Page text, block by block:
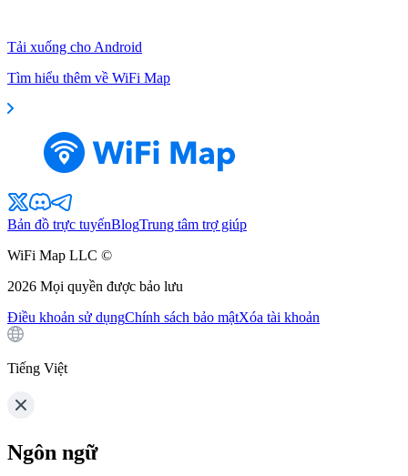
Tải xuống cho Android
Tìm hiểu thêm về WiFi Map
Bản đồ trực tuyếnBlogTrung tâm trợ giúp
WiFi Map LLC ©
2026 Mọi quyền được bảo lưu
Điều khoản sử dụngChính sách bảo mậtXóa tài khoản
Tiếng Việt
Ngôn ngữ